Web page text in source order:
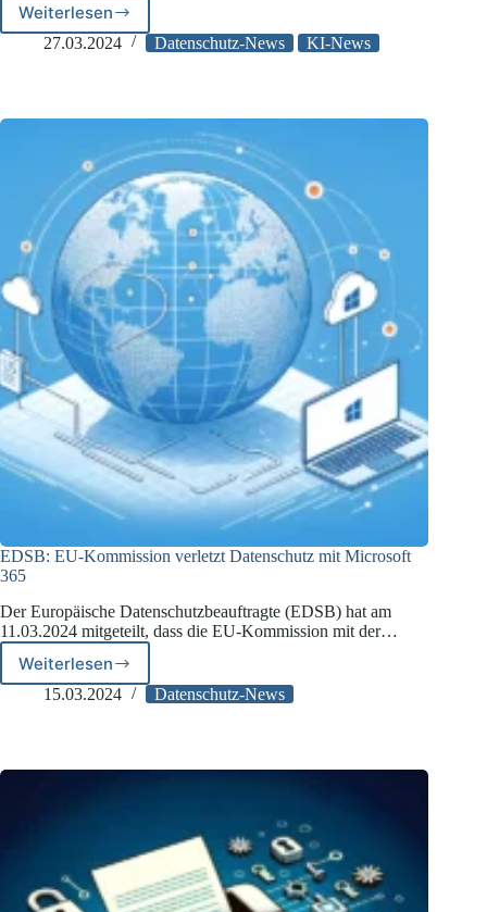
Weiterlesen
32.
Tätigkeitsbericht
27.03.2024 Datenschutz-News KI-News
EDSB: EU-Kommission verletzt Datenschutz mit Microsoft
365
Der Europäische Datenschutzbeauftragte (EDSB) hat am
11.03.2024 mitgeteilt, dass die EU-Kommission mit der…
Weiterlesen
EDSB:
EU-
mit
15.03.2024 Datenschutz-News